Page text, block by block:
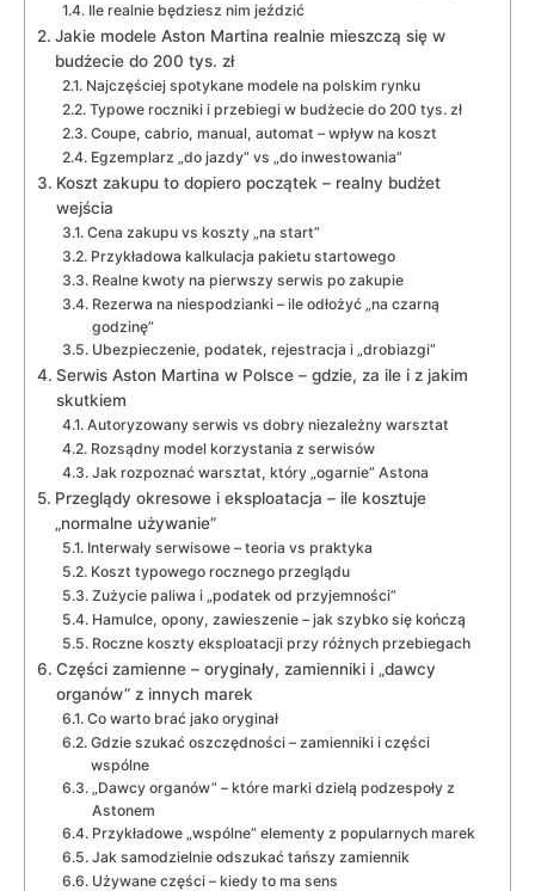
Ile realnie będziesz nim jeździć
Jakie modele Aston Martina realnie mieszczą się w
budżecie do 200 tys. zł
Najczęściej spotykane modele na polskim rynku
Typowe roczniki i przebiegi w budżecie do 200 tys. zł
Coupe, cabrio, manual, automat – wpływ na koszt
Egzemplarz „do jazdy” vs „do inwestowania”
Koszt zakupu to dopiero początek – realny budżet
wejścia
Cena zakupu vs koszty „na start”
Przykładowa kalkulacja pakietu startowego
Realne kwoty na pierwszy serwis po zakupie
Rezerwa na niespodzianki – ile odłożyć „na czarną
godzinę”
Ubezpieczenie, podatek, rejestracja i „drobiazgi”
Serwis Aston Martina w Polsce – gdzie, za ile i z jakim
skutkiem
Autoryzowany serwis vs dobry niezależny warsztat
Rozsądny model korzystania z serwisów
Jak rozpoznać warsztat, który „ogarnie” Astona
Przeglądy okresowe i eksploatacja – ile kosztuje
„normalne używanie”
Interwały serwisowe – teoria vs praktyka
Koszt typowego rocznego przeglądu
Zużycie paliwa i „podatek od przyjemności”
Hamulce, opony, zawieszenie – jak szybko się kończą
Roczne koszty eksploatacji przy różnych przebiegach
Części zamienne – oryginały, zamienniki i „dawcy
organów” z innych marek
Co warto brać jako oryginał
Gdzie szukać oszczędności – zamienniki i części
wspólne
„Dawcy organów” – które marki dzielą podzespoły z
Astonem
Przykładowe „wspólne” elementy z popularnych marek
Jak samodzielnie odszukać tańszy zamiennik
Używane części – kiedy to ma sens